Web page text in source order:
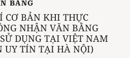
BẰNG
CƠ BẢN KHI THỰC
NHẬN VĂN BẰNG
DỤNG TẠI VIỆT NAM
UY TÍN TẠI HÀ NỘI)